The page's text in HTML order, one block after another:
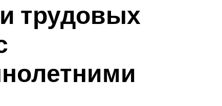
трудовых